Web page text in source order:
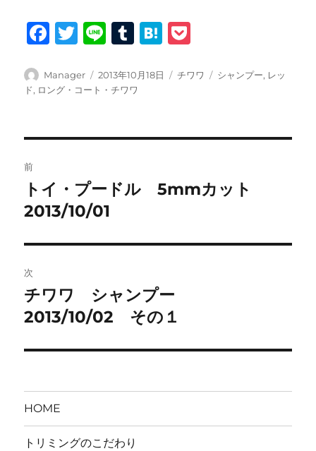
F
c
e
o
k
T
it
te
Li
e
T
m
bl
H
e
c
投
稿
Manager
投
稿
2013年10月18日
カ
チワワ
タ
シャンプー, レッ
ド, ロング・コート・チワワ
稿
ナ
ビ
ゲ
ー
ン
前
前
の
稿:
トイ・プードル 5mmカット
2013/10/01
次
次
の
稿:
チワワ シャンプー
2013/10/02 その１
HOME
トリミングのこだわり